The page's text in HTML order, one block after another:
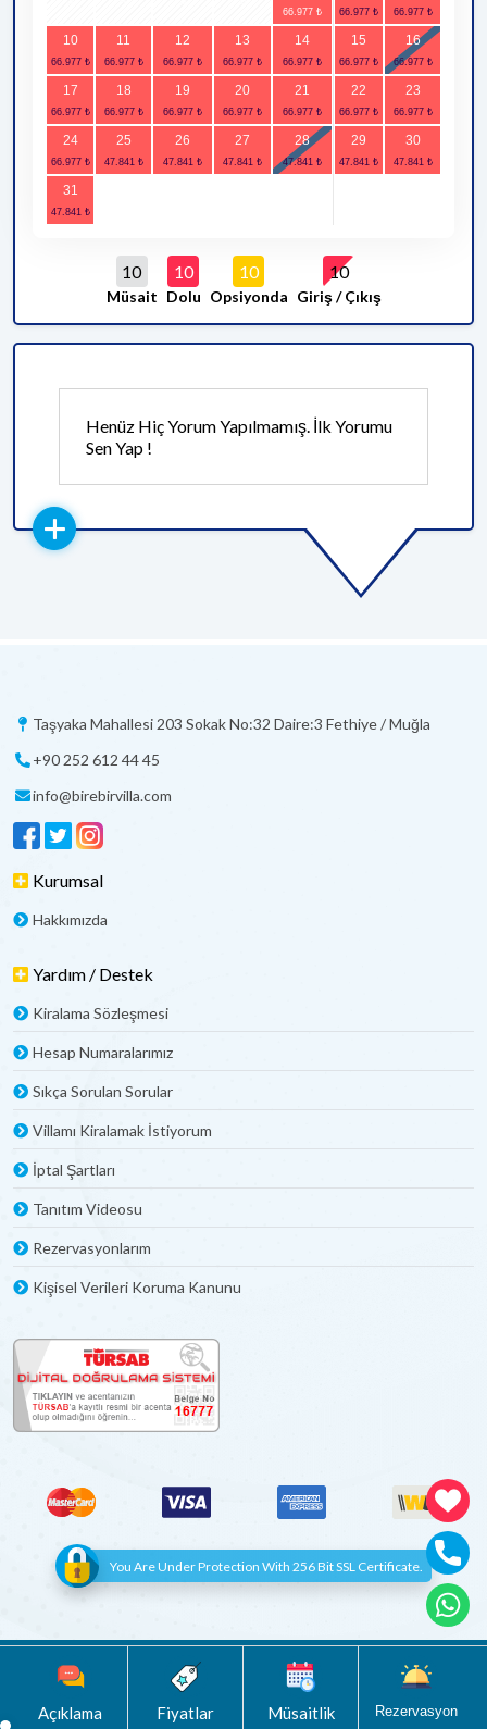
10 11 12 13 14 15 16
17 18 19 20 21 22 23
24 25 26 27 28 29 30
31
10
Müsait
10
Dolu
10
Opsiyonda
10
Giriş / Çıkış
Henüz Hiç Yorum Yapılmamış. İlk Yorumu
Sen Yap !
Taşyaka Mahallesi 203 Sokak No:32 Daire:3 Fethiye / Muğla
+90 252 612 44 45
info@birebirvilla.com
Kurumsal
Hakkımızda
Yardım / Destek
Kiralama Sözleşmesi
Hesap Numaralarımız
Sıkça Sorulan Sorular
Villamı Kiralamak İstiyorum
İptal Şartları
Tanıtım Videosu
Rezervasyonlarım
Kişisel Verileri Koruma Kanunu
You Are Under Protection With 256 Bit SSL Certificate.
© Copyright 2012 - 2022 | All Rights Reserved
Açıklama Fiyatlar Müsaitlik Rezervasyon